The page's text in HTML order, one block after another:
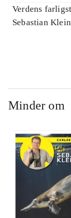
Verdens
Sebastian Klein
Minder om